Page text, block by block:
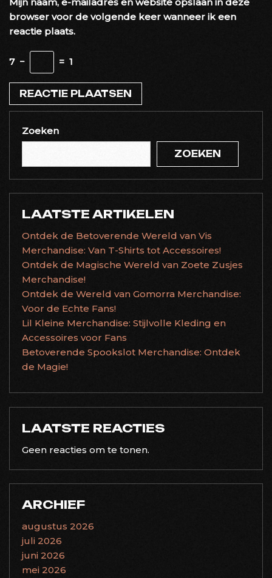
browser voor de volgende keer wanneer ik een
reactie plaats.
7 − = 1
Zoeken
ZOEKEN
LAATSTE ARTIKELEN
Ontdek de Betoverende Wereld van Vis
Merchandise: Van T-Shirts tot Accessoires!
Ontdek de Magische Wereld van Zoete Zusjes
Merchandise!
Ontdek de Wereld van Gomorra Merchandise:
Voor de Echte Fans!
Lil Kleine Merchandise: Stijlvolle Kleding en
Accessoires voor Fans
Betoverende Spookslot Merchandise: Ontdek
de Magie!
LAATSTE REACTIES
Geen reacties om te tonen.
ARCHIEF
augustus 2026
juli 2026
juni 2026
mei 2026